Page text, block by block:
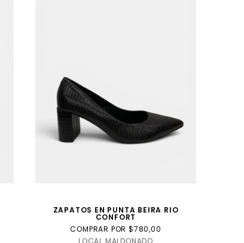
ZAPATOS EN PUNTA BEIRA RIO
CONFORT
COMPRAR POR $780,00
LOCAL MALDONADO